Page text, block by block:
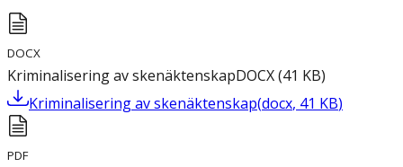
DOCX
Kriminalisering av skenäktenskapDOCX(41 KB)
Kriminalisering av skenäktenskap(docx, 41 KB)
PDF